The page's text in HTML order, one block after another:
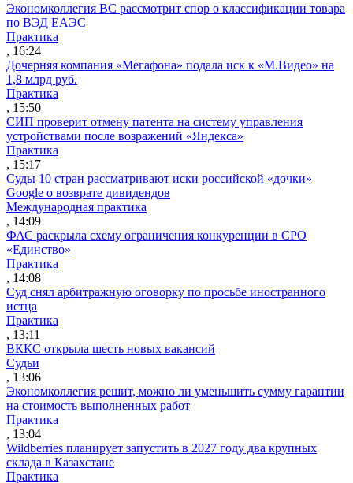
Экономколлегия ВС рассмотрит спор о классификации товара
по ВЭД ЕАЭС
Практика
, 16:24
Дочерняя компания «Мегафона» подала иск к «М.Видео» на
1,8 млрд руб.
Практика
, 15:50
СИП проверит отмену патента на систему управления
устройствами после возражений «Яндекса»
Практика
, 15:17
Суды 10 стран рассматривают иски российской «дочки»
Google о возврате дивидендов
Международная практика
, 14:09
ФАС раскрыла схему ограничения конкуренции в СРО
«Единство»
Практика
, 14:08
Суд снял арбитражную оговорку по просьбе иностранного
истца
Практика
, 13:11
ВККС открыла шесть новых вакансий
Судьи
, 13:06
Экономколлегия решит, можно ли уменьшить сумму гарантии
на стоимость выполненных работ
Практика
, 13:04
Wildberries планирует запустить в 2027 году два крупных
склада в Казахстане
Практика